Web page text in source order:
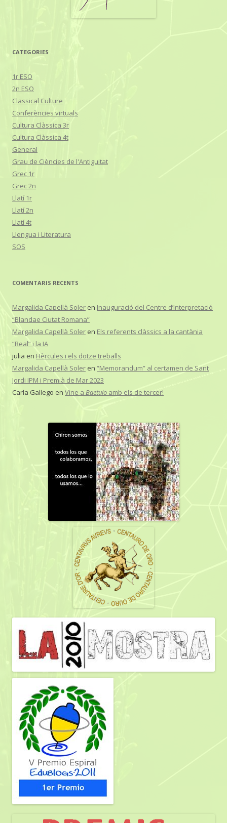
CATEGORIES
1r ESO
2n ESO
Classical Culture
Conferències virtuals
Cultura Clàssica 3r
Cultura Clàssica 4t
General
Grau de Ciències de l'Antiguitat
Grec 1r
Grec 2n
Llatí 1r
Llatí 2n
Llatí 4t
Llengua i Literatura
SOS
COMENTARIS RECENTS
Margalida Capellà Soler en Inauguració del Centre d’Interpretació
“Blandae Ciutat Romana”
Margalida Capellà Soler en Els referents clàssics a la cantània
“Real” i la IA
julia en Hèrcules i els dotze treballs
Margalida Capellà Soler en “Memorandum” al certamen de Sant
Jordi IPM i Premià de Mar 2023
Carla Gallego en Vine a Baetulo amb els de tercer!